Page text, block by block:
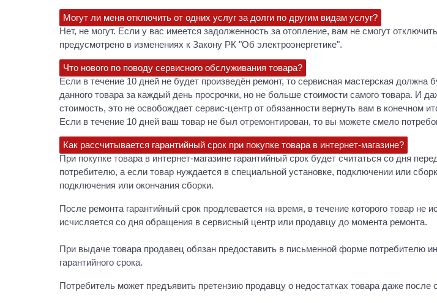
Могут ли меня отключить от одних услуг за долги по другим видам услуг?
Нет, не могут. Если у вас имеется задолженность за отопление, вам не смогут
предусмотрено в изменениях к Закону РК "Об электроэнергетике".
Что нового по поводу сервисного обслуживания товара?
Если в течение 10 дней не будет произведён ремонт, то сервисная мастерская должна
данного товара за каждый день просрочки, но не больше стоимости самого товара. И
стоимость, это не освобождает сервис-центр от обязанности вернуть вам в конечном
Если в течение 10 дней ваш товар не был отремонтирован, то вы можете смело
Как рассчитывается гарантийный срок при покупке товара в интернет-магазине?
При покупке товара в интернет-магазине гарантийный срок будет считаться со дня
потребителю, а если товар нуждается в специальной установке, подключении или
подключения или окончания сборки.
После ремонта гарантийный срок продлевается на время, в течение которого товар не
исчисляется со дня обращения в сервисный центр или продавцу до момента ремонта.
При выдаче товара продавец обязан предоставить в письменной форме потребителю
гарантийного срока.
Потребитель может предъявить претензию продавцу о недостатках товара даже после